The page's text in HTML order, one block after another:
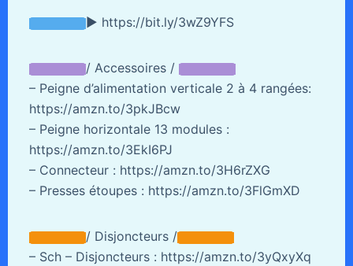
► https://bit.ly/3wZ9YFS
/ Accessoires /
– Peigne d’alimentation verticale 2 à 4 rangées:
https://amzn.to/3pkJBcw
– Peigne horizontale 13 modules :
https://amzn.to/3EkI6PJ
– Connecteur : https://amzn.to/3H6rZXG
– Presses étoupes : https://amzn.to/3FlGmXD
/ Disjoncteurs /
– Sch – Disjoncteurs : https://amzn.to/3yQxyXq